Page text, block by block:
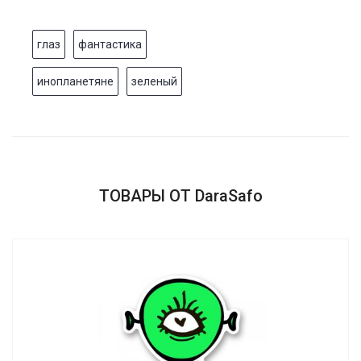
глаз фантастика
инопланетяне зеленый
ТОВАРЫ ОТ DaraSafo